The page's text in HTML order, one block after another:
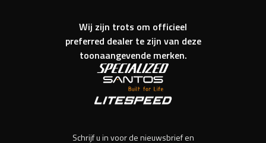
Wij zijn trots om officieel
preferred dealer te zijn van deze
toonaangevende merken.
Schrijf u in voor de nieuwsbrief en